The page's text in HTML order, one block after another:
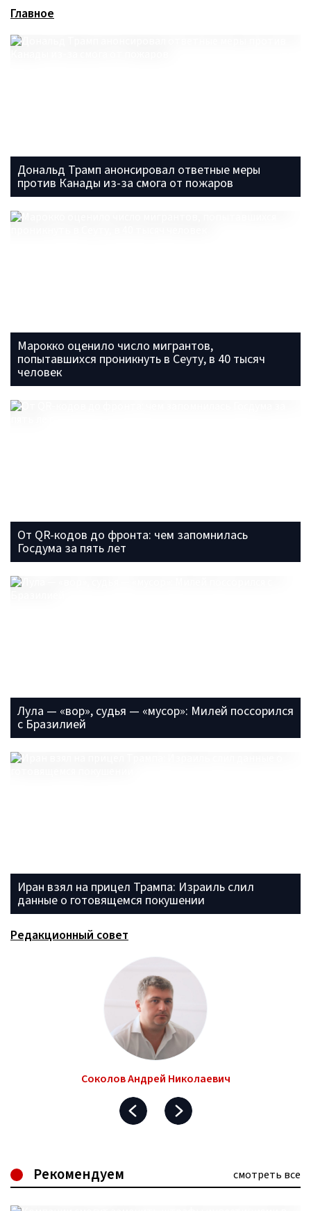
Главное
Дональд Трамп анонсировал ответные меры
против Канады из-за смога от пожаров
Марокко оценило число мигрантов,
попытавшихся проникнуть в Сеуту, в 40 тысяч
человек
От QR-кодов до фронта: чем запомнилась
Госдума за пять лет
Лула — «вор», судья — «мусор»: Милей поссорился
с Бразилией
Иран взял на прицел Трампа: Израиль слил
данные о готовящемся покушении
Редакционный совет
Соколов Андрей Николаевич
Рекомендуем смотреть все